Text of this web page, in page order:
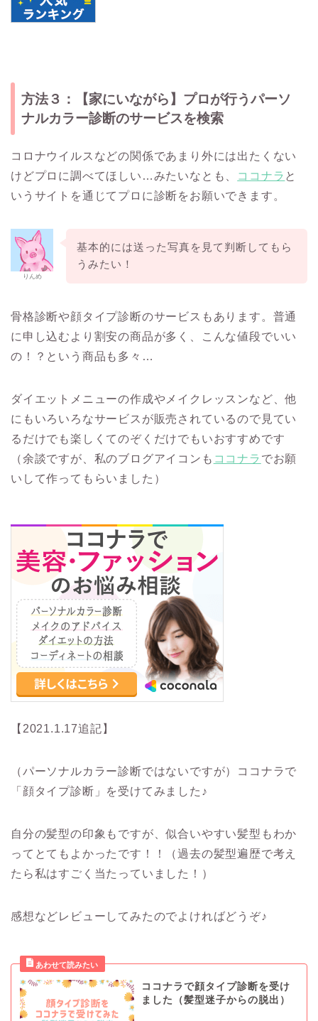
方法３：【家にいながら】プロが行うパーソ
ナルカラー診断のサービスを検索
コロナウイルスなどの関係であまり外には出たくない
けどプロに調べてほしい…みたいなとも、
ココナラ と
いうサイトを通じてプロに診断をお願いできます。
りんめ
基本的には送った写真を見て判断してもら
うみたい！
骨格診断や顔タイプ診断のサービスもあります。普通
に申し込むより割安の商品が多く、こんな値段でいい
の！？という商品も多々…
ダイエットメニューの作成やメイクレッスンなど、他
にもいろいろなサービスが販売されているので見てい
るだけでも楽しくてのぞくだけでもいおすすめです
（余談ですが、私のブログアイコンも ココナラ でお願
いして作ってもらいました）
【2021.1.17追記】
（パーソナルカラー診断ではないですが）ココナラで
「顔タイプ診断」を受けてみました♪
自分の髪型の印象もですが、似合いやすい髪型もわか
ってとてもよかったです！！（過去の髪型遍歴で考え
たら私はすごく当たっていました！）
感想などレビューしてみたのでよければどうぞ♪
ココナラで顔タイプ診断を受け
ました（髪型迷子からの脱出）